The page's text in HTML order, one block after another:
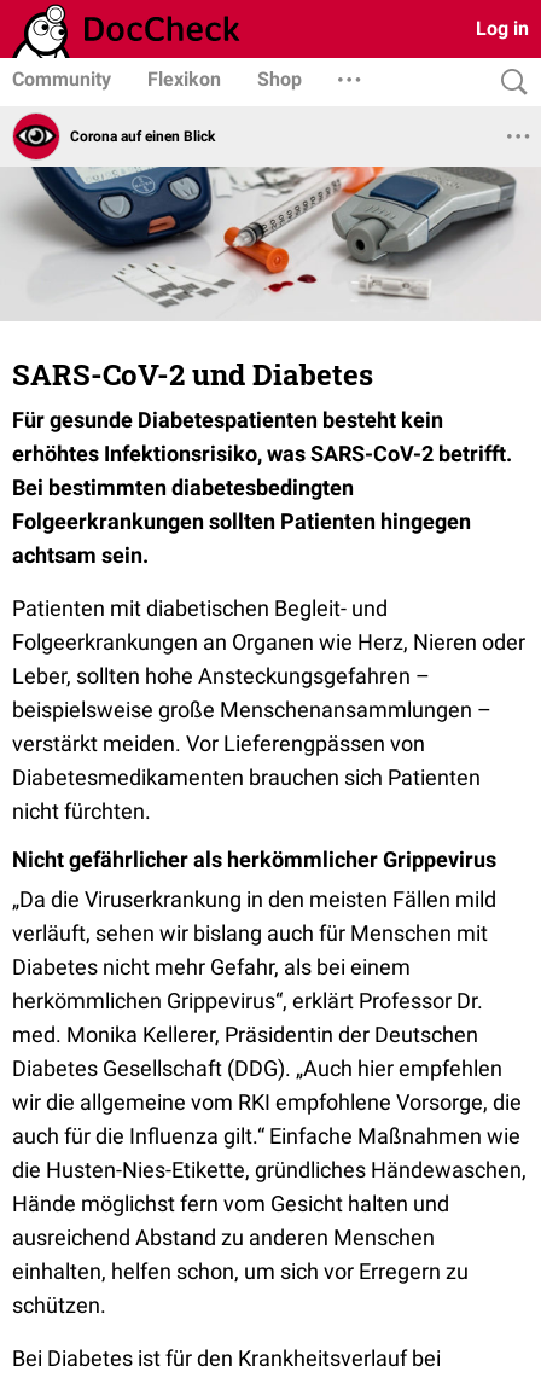
Log in
Community Flexikon Shop
Corona auf einen Blick
SARS-CoV-2 und Diabetes
Für gesunde Diabetespatienten besteht kein
erhöhtes Infektionsrisiko, was SARS-CoV-2 betrifft.
Bei bestimmten diabetesbedingten
Folgeerkrankungen sollten Patienten hingegen
achtsam sein.
Patienten mit diabetischen Begleit- und
Folgeerkrankungen an Organen wie Herz, Nieren oder
Leber, sollten hohe Ansteckungsgefahren –
beispielsweise große Menschenansammlungen –
verstärkt meiden. Vor Lieferengpässen von
Diabetesmedikamenten brauchen sich Patienten
nicht fürchten.
Nicht gefährlicher als herkömmlicher Grippevirus
„Da die Viruserkrankung in den meisten Fällen mild
verläuft, sehen wir bislang auch für Menschen mit
Diabetes nicht mehr Gefahr, als bei einem
herkömmlichen Grippevirus“, erklärt Professor Dr.
med. Monika Kellerer, Präsidentin der Deutschen
Diabetes Gesellschaft (DDG). „Auch hier empfehlen
wir die allgemeine vom RKI empfohlene Vorsorge, die
auch für die Influenza gilt.“ Einfache Maßnahmen wie
die Husten-Nies-Etikette, gründliches Händewaschen,
Hände möglichst fern vom Gesicht halten und
ausreichend Abstand zu anderen Menschen
einhalten, helfen schon, um sich vor Erregern zu
schützen.
Bei Diabetes ist für den Krankheitsverlauf bei